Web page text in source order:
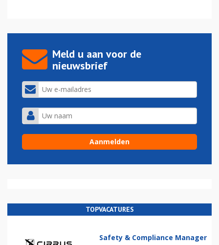
Meld u aan voor de
nieuwsbrief
TOPVACATURES
Safety & Compliance Manager